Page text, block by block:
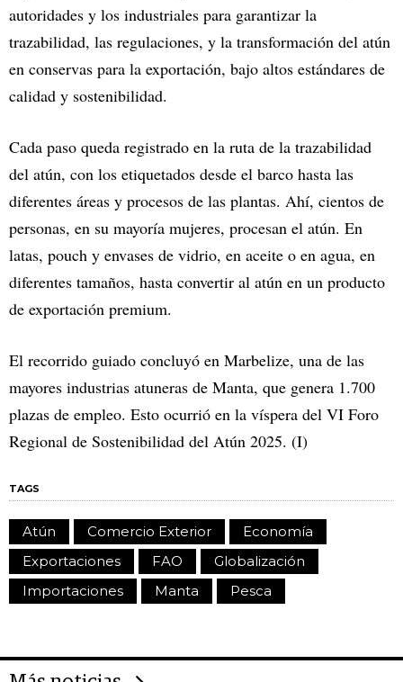
autoridades y los industriales para garantizar la
trazabilidad, las regulaciones, y la transformación del atún
en conservas para la exportación, bajo altos estándares de
calidad y sostenibilidad.
Cada paso queda registrado en la ruta de la trazabilidad
del atún, con los etiquetados desde el barco hasta las
diferentes áreas y procesos de las plantas. Ahí, cientos de
personas, en su mayoría mujeres, procesan el atún. En
latas, pouch y envases de vidrio, en aceite o en agua, en
diferentes tamaños, hasta convertir al atún en un producto
de exportación premium.
El recorrido guiado concluyó en Marbelize, una de las
mayores industrias atuneras de Manta, que genera 1.700
plazas de empleo. Esto ocurrió en la víspera del VI Foro
Regional de Sostenibilidad del Atún 2025. (I)
TAGS
Atún Comercio Exterior
Economía
Exportaciones
FAO
Globalización
Importaciones
Manta Pesca